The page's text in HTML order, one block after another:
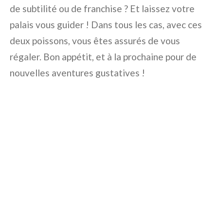
de subtilité ou de franchise ? Et laissez votre
palais vous guider ! Dans tous les cas, avec ces
deux poissons, vous êtes assurés de vous
régaler. Bon appétit, et à la prochaine pour de
nouvelles aventures gustatives !